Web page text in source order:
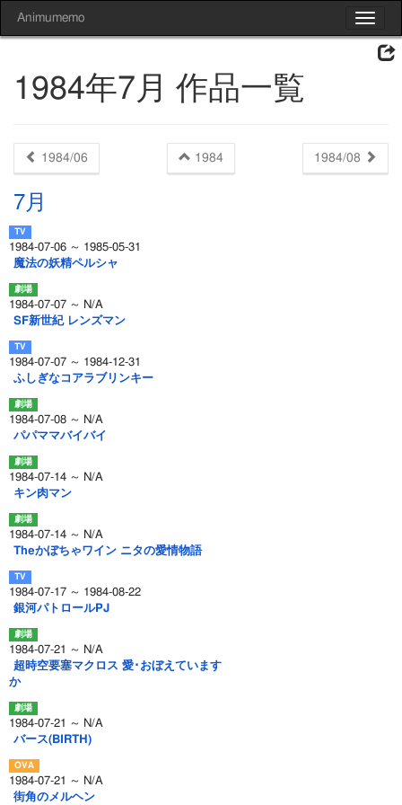
Toggle
Animumemo
1984年7月 作品一覧
1984/06 1984 1984/08
7月
1984-07-06 ～ 1985-05-31
魔法の妖精ペルシャ
1984-07-07 ～ N/A
SF新世紀 レンズマン
1984-07-07 ～ 1984-12-31
ふしぎなコアラブリンキー
1984-07-08 ～ N/A
パパママバイバイ
1984-07-14 ～ N/A
キン肉マン
1984-07-14 ～ N/A
Theかぼちゃワイン ニタの愛情物語
1984-07-17 ～ 1984-08-22
銀河パトロールPJ
1984-07-21 ～ N/A
超時空要塞マクロス 愛･おぼえています
か
1984-07-21 ～ N/A
バース(BIRTH)
1984-07-21 ～ N/A
街角のメルヘン